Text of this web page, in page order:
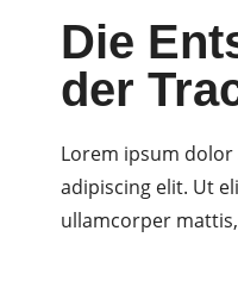
Die
der
Lorem ipsum
adipiscing elit. Ut
ullamcorper